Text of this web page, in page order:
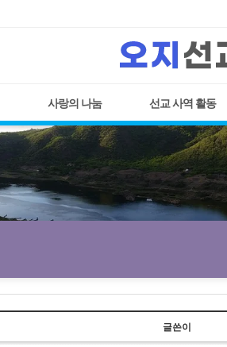
사랑의 나눔 선교 사역 활동
글쓴이